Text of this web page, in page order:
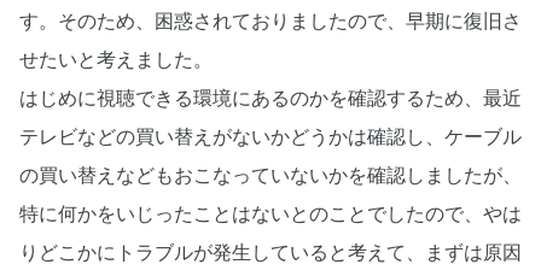
す。そのため、困惑されておりましたので、早期に復旧さ
せたいと考えました。
はじめに視聴できる環境にあるのかを確認するため、最近
テレビなどの買い替えがないかどうかは確認し、ケーブル
の買い替えなどもおこなっていないかを確認しましたが、
特に何かをいじったことはないとのことでしたので、やは
りどこかにトラブルが発生していると考えて、まずは原因